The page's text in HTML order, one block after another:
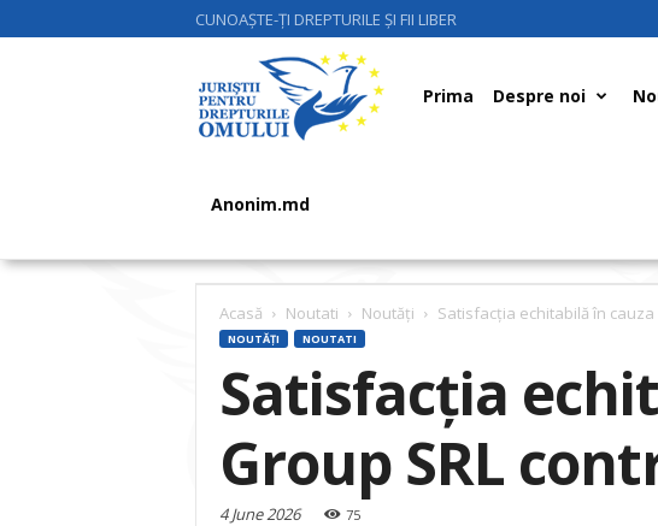
CUNOAȘTE-ȚI DREPTURILE ȘI FII LIBER
Juriştii
Drepturile
Omului
Prima Despre noi
Anonim.md
Acasă Noutati Noutăți Satisfacția echitabilă în
NOUTĂȚI NOUTATI
Satisfacția
Group SRL
4 June 2026 75